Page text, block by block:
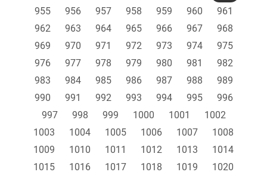
955
956 957 958 959 960
961
962
963 964 965 966 967
968
969
970 971 972 973 974
975
976
977 978 979 980 981
982
983
984 985 986 987 988
989
990
991 992 993 994 995
996
997
998 999 1000 1001
1002
1003
1004 1005 1006 1007
1008
1009
1010 1011 1012 1013
1014
1015
1016 1017 1018 1019
1020